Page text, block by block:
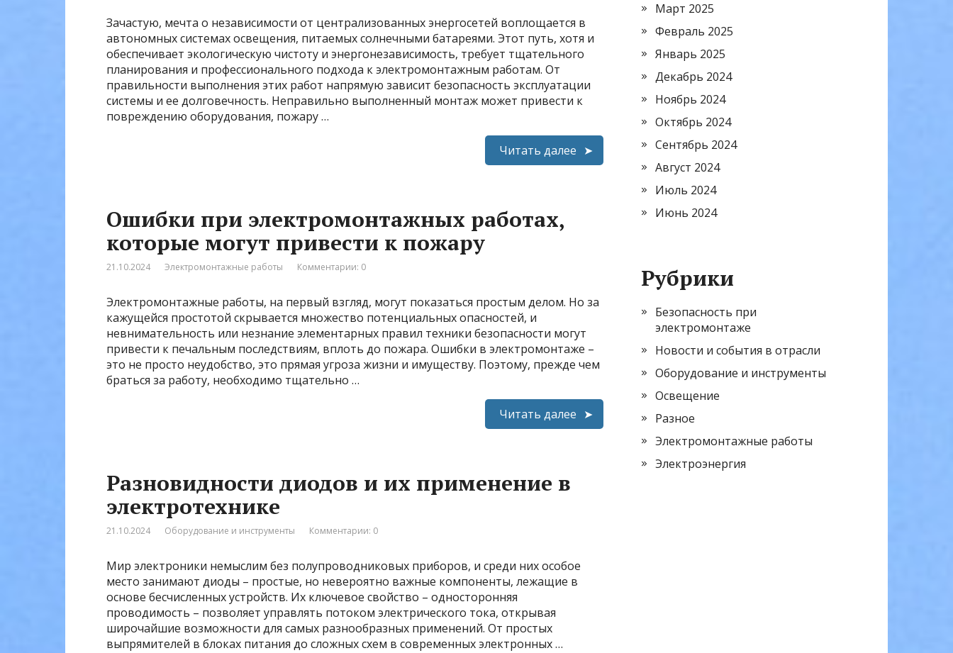
Зачастую, мечта о независимости от централизованных энергосетей воплощается в
автономных системах освещения, питаемых солнечными батареями. Этот путь, хотя и
обеспечивает экологическую чистоту и энергонезависимость, требует тщательного
планирования и профессионального подхода к электромонтажным работам. От
правильности выполнения этих работ напрямую зависит безопасность эксплуатации
системы и ее долговечность. Неправильно выполненный монтаж может привести к
повреждению оборудования, пожару …
Читать далее
Ошибки при электромонтажных работах,
которые могут привести к пожару
21.10.2024 Электромонтажные работы Комментарии: 0
Электромонтажные работы, на первый взгляд, могут показаться простым делом. Но за
кажущейся простотой скрывается множество потенциальных опасностей, и
невнимательность или незнание элементарных правил техники безопасности могут
привести к печальным последствиям, вплоть до пожара. Ошибки в электромонтаже –
это не просто неудобство, это прямая угроза жизни и имуществу. Поэтому, прежде чем
браться за работу, необходимо тщательно …
Читать далее
Разновидности диодов и их применение в
электротехнике
21.10.2024 Оборудование и инструменты Комментарии: 0
Мир электроники немыслим без полупроводниковых приборов, и среди них особое
место занимают диоды – простые, но невероятно важные компоненты, лежащие в
основе бесчисленных устройств. Их ключевое свойство – односторонняя
проводимость – позволяет управлять потоком электрического тока, открывая
широчайшие возможности для самых разнообразных применений. От простых
выпрямителей в блоках питания до сложных схем в современных электронных …
Март 2025
Февраль 2025
Январь 2025
Декабрь 2024
Ноябрь 2024
Октябрь 2024
Сентябрь 2024
Август 2024
Июль 2024
Июнь 2024
Рубрики
Безопасность при
электромонтаже
Новости и события в отрасли
Оборудование и инструменты
Освещение
Разное
Электромонтажные работы
Электроэнергия